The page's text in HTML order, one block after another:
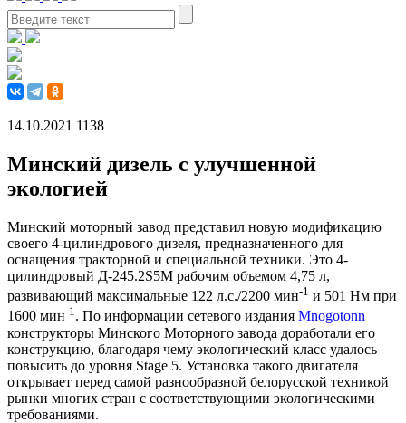
14.10.2021 1138
Минский дизель с улучшенной
экологией
Минский моторный завод представил новую модификацию
своего 4-цилиндрового дизеля, предназначенного для
оснащения тракторной и специальной техники. Это 4-
цилиндровый Д-245.2S5M рабочим объемом 4,75 л,
развивающий максимальные 122 л.с./2200 мин-1 и 501 Нм при
1600 мин-1. По информации сетевого издания Mnogotonn
конструкторы Минского Моторного завода доработали его
конструкцию, благодаря чему экологический класс удалось
повысить до уровня Stage 5. Установка такого двигателя
открывает перед самой разнообразной белорусской техникой
рынки многих стран с соответствующими экологическими
требованиями.